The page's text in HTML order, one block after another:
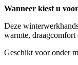
Wanneer kiest u
Deze
warmte,
Geschikt voor onder